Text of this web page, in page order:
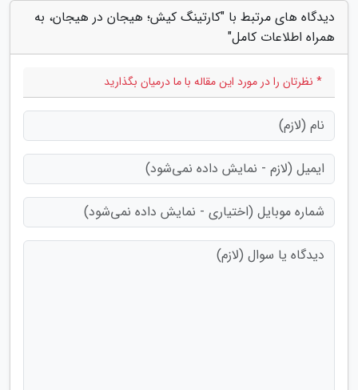
دیدگاه های مرتبط با "کارتینگ کیش؛ هیجان در هیجان، به
همراه اطلاعات کامل"
* نظرتان را در مورد این مقاله با ما درمیان بگذارید